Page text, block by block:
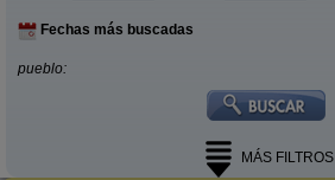
Fechas más buscadas
pueblo:
MÁS FILTROS